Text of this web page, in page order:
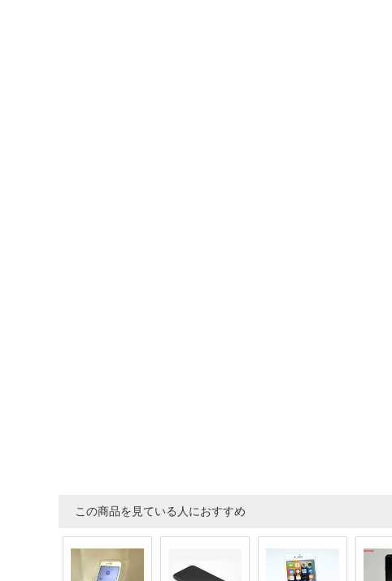
この商品を見ている人におすすめ